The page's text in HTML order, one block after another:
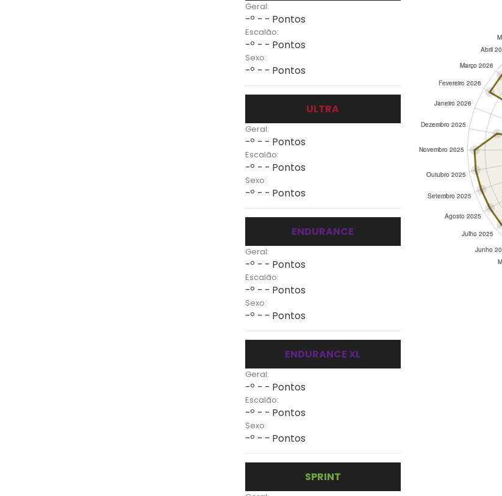
Geral:
-º - - Pontos
Escalão:
-º - - Pontos
Sexo:
-º - - Pontos
ULTRA
Geral:
-º - - Pontos
Escalão:
-º - - Pontos
Sexo:
-º - - Pontos
ENDURANCE
Geral:
-º - - Pontos
Escalão:
-º - - Pontos
Sexo:
-º - - Pontos
ENDURANCE XL
Geral:
-º - - Pontos
Escalão:
-º - - Pontos
Sexo:
-º - - Pontos
SPRINT